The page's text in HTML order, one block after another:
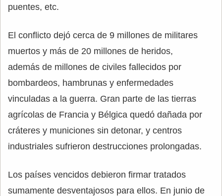
puentes, etc.
El conflicto dejó cerca de 9 millones de militares
muertos y más de 20 millones de heridos,
además de millones de civiles fallecidos por
bombardeos, hambrunas y enfermedades
vinculadas a la guerra. Gran parte de las tierras
agrícolas de Francia y Bélgica quedó dañada por
cráteres y municiones sin detonar, y centros
industriales sufrieron destrucciones prolongadas.
Los países vencidos debieron firmar tratados
sumamente desventajosos para ellos. En junio de